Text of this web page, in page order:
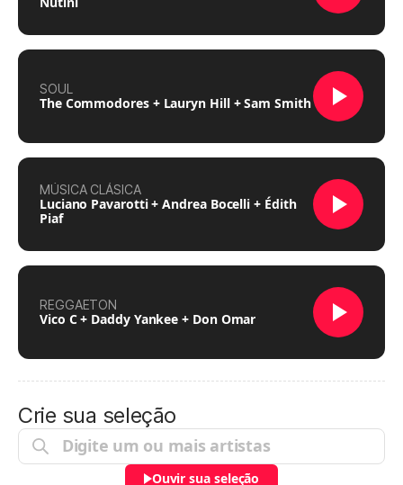
SOUL
The Commodores + Lauryn Hill + Sam Smith
MÚSICA CLÁSICA
Luciano Pavarotti + Andrea Bocelli + Édith
Piaf
REGGAETON
Vico C + Daddy Yankee + Don Omar
Crie sua seleção
Ouvir sua seleção